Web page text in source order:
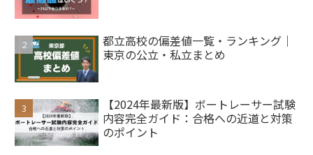
都立高校の偏差値一覧・ランキング｜
東京の公立・私立まとめ
【2024年最新版】ボートレーサー試験
内容完全ガイド：合格への近道と対策
のポイント